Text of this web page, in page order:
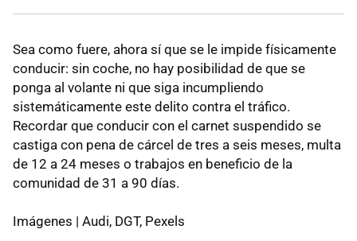
Sea como fuere, ahora sí que se le impide físicamente
conducir: sin coche, no hay posibilidad de que se
ponga al volante ni que siga incumpliendo
sistemáticamente este delito contra el tráfico.
Recordar que conducir con el carnet suspendido se
castiga con pena de cárcel de tres a seis meses, multa
de 12 a 24 meses o trabajos en beneficio de la
comunidad de 31 a 90 días.
Imágenes | Audi, DGT, Pexels